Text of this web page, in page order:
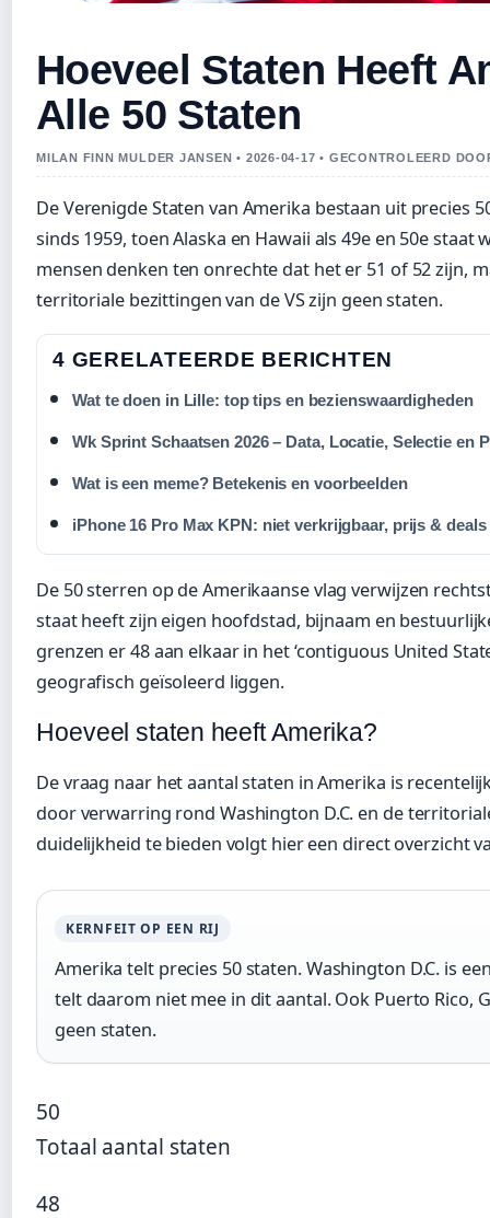
Hoeveel Staten Heeft
Alle 50 Staten
MILAN FINN MULDER JANSEN • 2026-04-17 • GECONTROLEERD
De Verenigde Staten van Amerika bestaan uit precies
sinds 1959, toen Alaska en Hawaii als 49e en 50e staat
mensen denken ten onrechte dat het er 51 of 52 zijn,
territoriale bezittingen van de VS zijn geen staten.
4 GERELATEERDE BERICHTEN
Wat te doen in Lille: top tips en bezienswaardigheden
Wk Sprint Schaatsen 2026 – Data, Locatie, Selectie en
Wat is een meme? Betekenis en voorbeelden
iPhone 16 Pro Max KPN: niet verkrijgbaar, prijs & deals
De 50 sterren op de Amerikaanse vlag verwijzen
staat heeft zijn eigen hoofdstad, bijnaam en
grenzen er 48 aan elkaar in het ‘contiguous United
geografisch geïsoleerd liggen.
Hoeveel staten heeft Amerika?
De vraag naar het aantal staten in Amerika is
door verwarring rond Washington D.C. en de
duidelijkheid te bieden volgt hier een direct overzicht
KERNFEIT OP EEN RIJ
Amerika telt precies 50 staten. Washington D.C. is
telt daarom niet mee in dit aantal. Ook Puerto Rico,
geen staten.
50
Totaal aantal staten
48